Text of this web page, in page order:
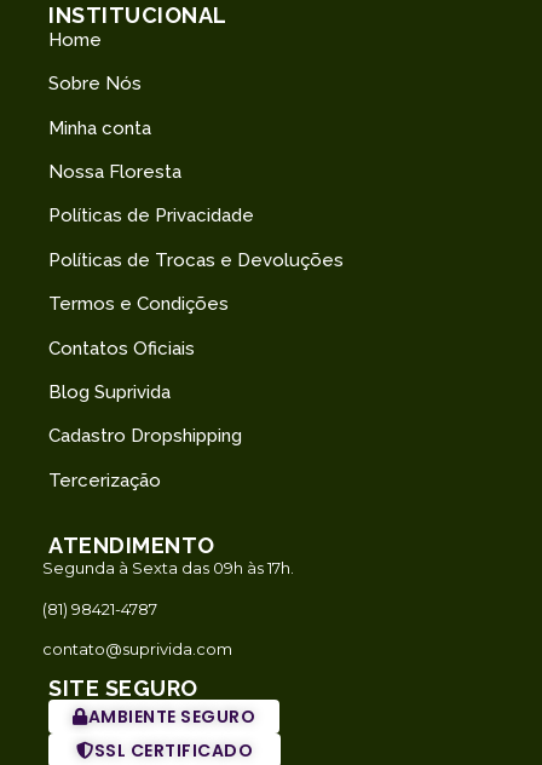
INSTITUCIONAL
Home
Sobre Nós
Minha conta
Nossa Floresta
Políticas de Privacidade
Políticas de Trocas e Devoluções
Termos e Condições
Contatos Oficiais
Blog Suprivida
Cadastro Dropshipping
Tercerização
ATENDIMENTO
Segunda à Sexta das 09h às 17h.
(81) 98421-4787
contato@suprivida.com
SITE SEGURO
AMBIENTE SEGURO
SSL CERTIFICADO